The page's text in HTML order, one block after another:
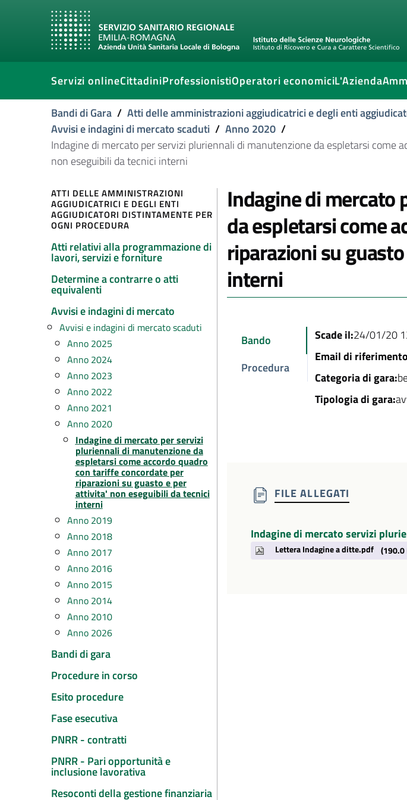
Servizi onlineCittadiniProfessionistiOperatori economiciL'Azienda
Bandi di Gara / Atti delle amministrazioni aggiudicatrici e degli enti
Avvisi e indagini di mercato scaduti / Anno 2020 /
Indagine di mercato per servizi pluriennali di manutenzione da espletarsi
non eseguibili da tecnici interni
ATTI DELLE AMMINISTRAZIONI
AGGIUDICATRICI E DEGLI ENTI
AGGIUDICATORI DISTINTAMENTE PER
OGNI PROCEDURA
Atti relativi alla programmazione di
lavori, servizi e forniture
Determine a contrarre o atti
equivalenti
Avvisi e indagini di mercato
Avvisi e indagini di mercato scaduti
Anno 2025
Anno 2024
Anno 2023
Anno 2022
Anno 2021
Anno 2020
Indagine di mercato per servizi
pluriennali di manutenzione da
espletarsi come accordo quadro
con tariffe concordate per
riparazioni su guasto e per
attivita' non eseguibili da tecnici
interni
Anno 2019
Anno 2018
Anno 2017
Anno 2016
Anno 2015
Anno 2014
Anno 2010
Anno 2026
Bandi di gara
Procedure in corso
Esito procedure
Fase esecutiva
PNRR - contratti
PNRR - Pari opportunità e
inclusione lavorativa
Resoconti della gestione finanziaria
Indagine di mercato
da espletarsi come
riparazioni su
interni
Bando
Procedura
Scade il:24/01/20
Email di
Categoria di gara:
Tipologia di gara:
FILE ALLEGATI
Indagine di mercato servizi
Lettera Indagine a ditte.pdf (190.0